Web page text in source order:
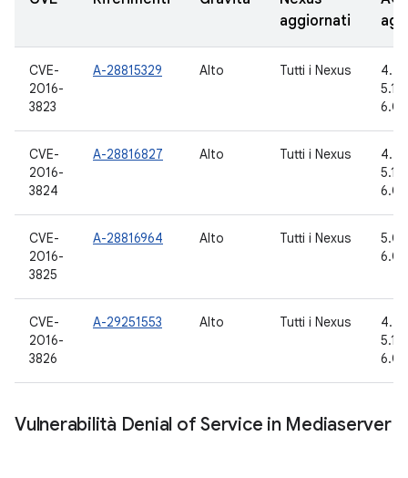
aggiornati
CVE-
2016-
3823
A-28815329 Alto Tutti i Nexus
6.0.1
CVE-
2016-
3824
A-28816827 Alto Tutti i Nexus
6.0.1
CVE-
2016-
3825
A-28816964 Alto Tutti i Nexus
6.0,
CVE-
2016-
3826
A-29251553 Alto Tutti i Nexus
6.0.1
Vulnerabilità Denial of Service in Mediaserver